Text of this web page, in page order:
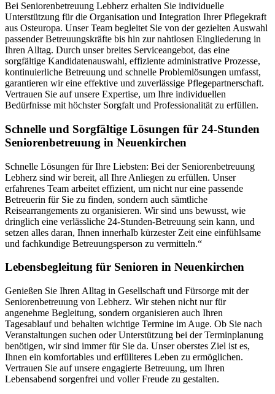
Bei Seniorenbetreuung Lebherz erhalten Sie individuelle
Unterstützung für die Organisation und Integration Ihrer Pflegekraft
aus Osteuropa. Unser Team begleitet Sie von der gezielten Auswahl
passender Betreuungskräfte bis hin zur nahtlosen Eingliederung in
Ihren Alltag. Durch unser breites Serviceangebot, das eine
sorgfältige Kandidatenauswahl, effiziente administrative Prozesse,
kontinuierliche Betreuung und schnelle Problemlösungen umfasst,
garantieren wir eine effektive und zuverlässige Pflegepartnerschaft.
Vertrauen Sie auf unsere Expertise, um Ihre individuellen
Bedürfnisse mit höchster Sorgfalt und Professionalität zu erfüllen.
Schnelle und Sorgfältige Lösungen für 24-Stunden
Seniorenbetreuung in Neuenkirchen
Schnelle Lösungen für Ihre Liebsten: Bei der Seniorenbetreuung
Lebherz sind wir bereit, all Ihre Anliegen zu erfüllen. Unser
erfahrenes Team arbeitet effizient, um nicht nur eine passende
Betreuerin für Sie zu finden, sondern auch sämtliche
Reisearrangements zu organisieren. Wir sind uns bewusst, wie
dringlich eine verlässliche 24-Stunden-Betreuung sein kann, und
setzen alles daran, Ihnen innerhalb kürzester Zeit eine einfühlsame
und fachkundige Betreuungsperson zu vermitteln.“
Lebensbegleitung für Senioren in Neuenkirchen
Genießen Sie Ihren Alltag in Gesellschaft und Fürsorge mit der
Seniorenbetreuung von Lebherz. Wir stehen nicht nur für
angenehme Begleitung, sondern organisieren auch Ihren
Tagesablauf und behalten wichtige Termine im Auge. Ob Sie nach
Veranstaltungen suchen oder Unterstützung bei der Terminplanung
benötigen, wir sind immer für Sie da. Unser oberstes Ziel ist es,
Ihnen ein komfortables und erfüllteres Leben zu ermöglichen.
Vertrauen Sie auf unsere engagierte Betreuung, um Ihren
Lebensabend sorgenfrei und voller Freude zu gestalten.